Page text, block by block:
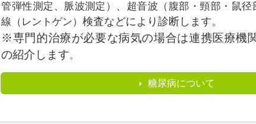
管弾性測定、脈波測定）、超音波（腹部・頸部・鼠
線（レントゲン）検査などにより診断します。
※専門的治療が必要な病気の場合は連携医療機
の紹介します。
糖尿病について